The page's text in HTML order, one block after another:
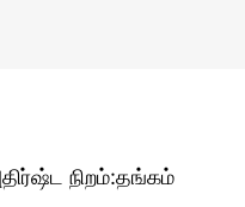
நிறம்:தங்கம்